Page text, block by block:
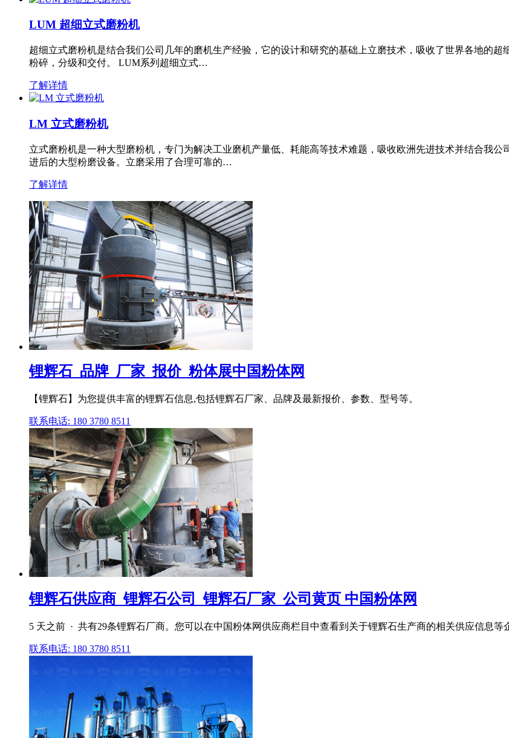
LUM 超细立式磨粉机
超细立式磨粉机是结合我们公司几年的磨机生产经验，它的设计和研究的基础上立磨技术，吸收了世界各地的
粉碎，分级和交付。 LUM系列超细立式…
了解详情
LM 立式磨粉机
立式磨粉机是一种大型磨粉机，专门为解决工业磨机产量低、耗能高等技术难题，吸收欧洲先进技术并结合我
进后的大型粉磨设备。立磨采用了合理可靠的…
了解详情
锂辉石_品牌_厂家_报价_粉体展中国粉体网
【锂辉石】为您提供丰富的锂辉石信息,包括锂辉石厂家、品牌及最新报价、参数、型号等。
联系电话: 180 3780 8511
锂辉石供应商_锂辉石公司_锂辉石厂家_公司黄页 中国粉体网
5 天之前 · 共有29条锂辉石厂商。您可以在中国粉体网供应商栏目中查看到关于锂辉石生产商的相关供应信息等
联系电话: 180 3780 8511